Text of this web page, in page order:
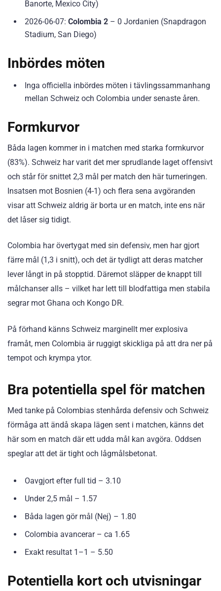
Banorte, Mexico City)
2026-06-07: Colombia 2 – 0 Jordanien (Snapdragon
Stadium, San Diego)
Inbördes möten
Inga officiella inbördes möten i tävlingssammanhang
mellan Schweiz och Colombia under senaste åren.
Formkurvor
Båda lagen kommer in i matchen med starka formkurvor
(83%). Schweiz har varit det mer sprudlande laget offensivt
och står för snittet 2,3 mål per match den här turneringen.
Insatsen mot Bosnien (4-1) och flera sena avgöranden
visar att Schweiz aldrig är borta ur en match, inte ens när
det låser sig tidigt.
Colombia har övertygat med sin defensiv, men har gjort
färre mål (1,3 i snitt), och det är tydligt att deras matcher
lever långt in på stopptid. Däremot släpper de knappt till
målchanser alls – vilket har lett till blodfattiga men stabila
segrar mot Ghana och Kongo DR.
På förhand känns Schweiz marginellt mer explosiva
framåt, men Colombia är ruggigt skickliga på att dra ner på
tempot och krympa ytor.
Bra potentiella spel för matchen
Med tanke på Colombias stenhårda defensiv och Schweiz
förmåga att ändå skapa lägen sent i matchen, känns det
här som en match där ett udda mål kan avgöra. Oddsen
speglar att det är tight och lågmålsbetonat.
Oavgjort efter full tid – 3.10
Under 2,5 mål – 1.57
Båda lagen gör mål (Nej) – 1.80
Colombia avancerar – ca 1.65
Exakt resultat 1–1 – 5.50
Potentiella kort och utvisningar